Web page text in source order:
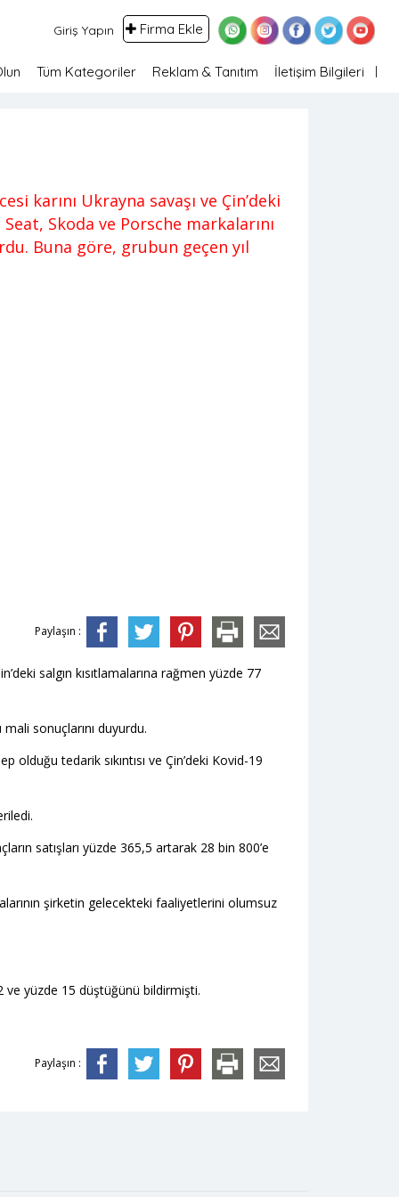
Giriş Yapın Firma Ekle
Tüm Kategoriler Reklam & Tanıtım İletişim Bilgileri
karını Ukrayna savaşı ve Çin’deki
Skoda ve Porsche markalarını
Buna göre, grubun geçen yıl
Paylaşın :
salgın kısıtlamalarına rağmen yüzde 77
sonuçlarını duyurdu.
tedarik sıkıntısı ve Çin’deki Kovid-19
satışları yüzde 365,5 artarak 28 bin 800’e
şirketin gelecekteki faaliyetlerini olumsuz
ve yüzde 15 düştüğünü bildirmişti.
Paylaşın :